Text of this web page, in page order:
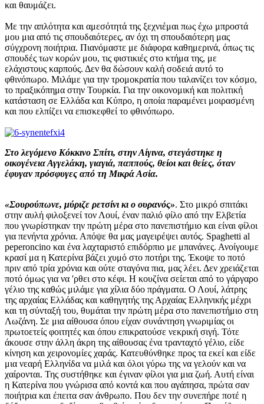
και θαυμάζει.
Με την απλότητα και αμεσότητά της ξεχνιέμαι πως έχω μπροστά
μου μια από τις σπουδαιότερες, αν όχι τη σπουδαιότερη μας
σύγχρονη ποιήτρια. Πιανόμαστε με διάφορα καθημερινά, όπως τις
σπουδές των κορών μου, τις φιστικιές στο κτήμα της, με
ελάχιστους καρπούς. Δεν θα δώσουν καλή σοδειά αυτό το
φθινόπωρο. Μιλάμε για την τρομοκρατία που ταλανίζει τον κόσμο,
το πραξικόπημα στην Τουρκία. Για την οικονομική και πολιτική
κατάσταση σε Ελλάδα και Κύπρο, η οποία παραμένει μοιρασμένη
και που ελπίζει να επισκεφθεί το φθινόπωρο.
Στο λεγόμενο Κόκκινο Σπίτι, στην Αίγινα, στεγάστηκε η
οικογένεια Αγγελάκη, γιαγιά, παππούς, θείοι και θείες, όταν
έφυγαν πρόσφυγες από τη Μικρά Ασία.
«Σουρούπωνε, μύριζε ρετσίνι κι ο ουρανός». Στο μικρό σπιτάκι
στην αυλή φιλοξενεί τον Λουί, έναν παλιό φίλο από την Ελβετία
που γνωρίστηκαν την πρώτη μέρα στο πανεπιστήμιο και είναι φίλοι
για πενήντα χρόνια. Απόψε θα μας μαγειρέψει αυτός. Spaghetti al
peperoncino και ένα λαχταριστό επιδόρπιο με μπανάνες. Ανοίγουμε
κρασί μα η Κατερίνα βάζει χυμό στο ποτήρι της. Έκοψε το ποτό
πριν από τρία χρόνια και ούτε σταγόνα πια, μας λέει. Δεν χρειάζεται
ποτό όμως για να 'ρθει στο κέφι. Η κουζίνα σείεται από το γάργαρο
γέλιο της καθώς μιλάμε για χίλια δύο πράγματα. Ο Λουί, λάτρης
της αρχαίας Ελλάδας και καθηγητής της Αρχαίας Ελληνικής μέχρι
και τη σύνταξή του, θυμάται την πρώτη μέρα στο πανεπιστήμιο στη
Λωζάνη. Σε μια αίθουσα όπου είχαν συνάντηση γνωριμίας οι
πρωτοετείς φοιτητές και όπου επικρατούσε νεκρική σιγή. Τότε
άκουσε στην άλλη άκρη της αίθουσας ένα τρανταχτό γέλιο, είδε
κίνηση και χειρονομίες χαράς. Κατευθύνθηκε προς τα εκεί και είδε
μια νεαρή Ελληνίδα να μιλά και όλοι γύρω της να γελούν και να
χαίρονται. Της συστήθηκε και έγιναν φίλοι για μια ζωή. Αυτή είναι
η Κατερίνα που γνώρισα από κοντά και που αγάπησα, πρώτα σαν
ποιήτρια και έπειτα σαν άνθρωπο. Που δεν την συνεπήρε ποτέ η